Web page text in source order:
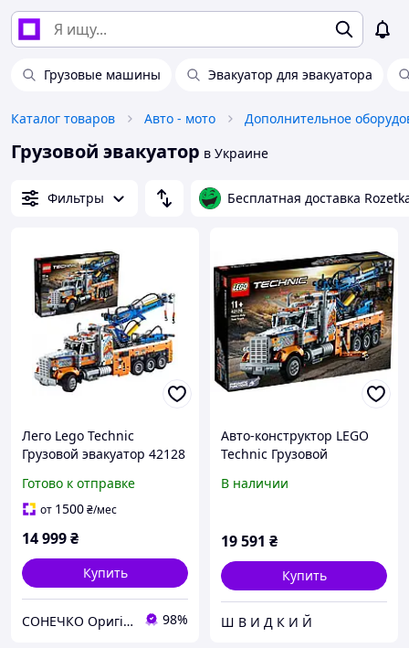
Грузовые машины Эвакуатор для эвакуатора
Каталог товаров Авто - мото Дополнительное
Грузовой эвакуатор в Украине
Фильтры Бесплатная доставка
Лего Lego Technic
Грузовой эвакуатор 42128
Готово к отправке
от 1500₴/мес
14 999₴
Купить
СОНЕЧКО Оригінальні дитячі іграшки 98%
Авто-конструктор LEGO
Technic Грузовой
В наличии
19 591 ₴
Купить
Ш В И Д К И Й